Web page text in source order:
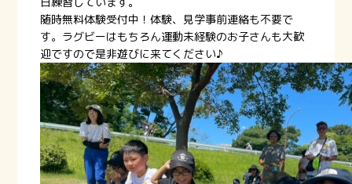
随時無料体験受付中！体験、見学事前連絡も不要で
す。ラグビーはもちろん運動未経験のお子さんも大歓
迎ですので是非遊びに来てください♪